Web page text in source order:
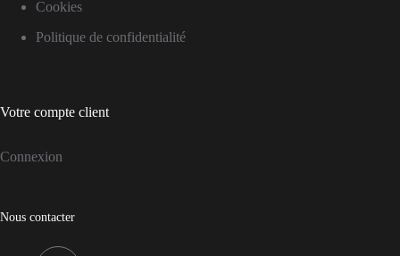
Cookies
Politique de confidentialité
Votre compte client
Connexion
Nous contacter